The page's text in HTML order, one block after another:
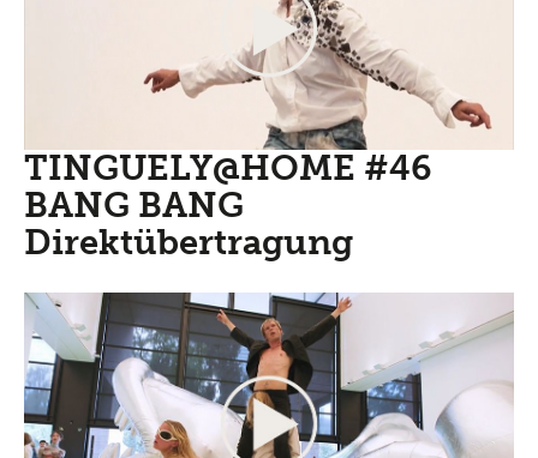
TINGUELY@HOME #46
BANG BANG
Direktübertragung